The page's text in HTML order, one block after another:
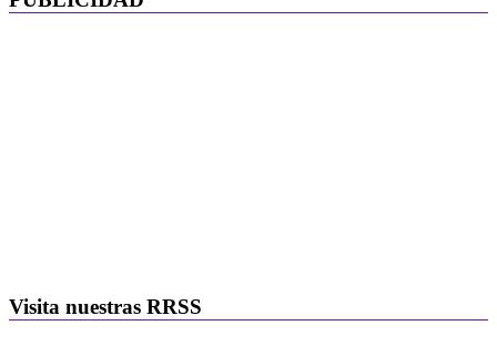
Visita nuestras RRSS